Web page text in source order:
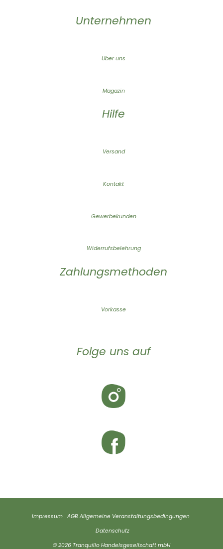
Unternehmen
Über uns
Magazin
Hilfe
Versand
Kontakt
Gewerbekunden
Widerrufsbelehrung
Zahlungsmethoden
Vorkasse
Folge uns auf
Impressum AGB Allgemeine Veranstaltungsbedingungen
Datenschutz
© 2026 Tranquillo Handelsgesellschaft mbH